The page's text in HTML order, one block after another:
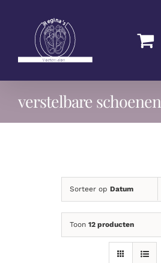
verstelbare schoenen
Sorteer op Datum
Toon 12 producten